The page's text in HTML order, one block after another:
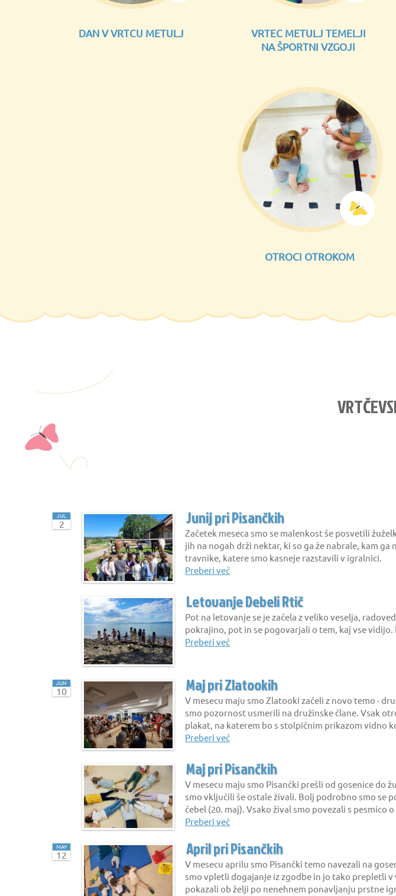
DAN V VRTCU METULJ
VRTEC METULJ TEMELJI
NA ŠPORTNI VZGOJI
OTROCI OTROKOM
JUL
2 Junij pri Pisančkih
Začetek meseca smo se malenkost še posvetili
jih na nogah drži nektar, ki so ga že nabrale, kam
travnike, katere smo kasneje razstavili v igralnici.
Preberi več
Letovanje Debeli Rtič
Pot na letovanje se je začela z veliko veselja,
pokrajino, pot in se pogovarjali o tem, kaj vse
Preberi več
JUN
10 Maj pri Zlatookih
V mesecu maju smo Zlatooki začeli z novo temo -
smo pozornost usmerili na družinske člane. Vsak
plakat, na katerem bo s stolpičnim prikazom vidno
Preberi več
Maj pri Pisančkih
V mesecu maju smo Pisančki prešli od gosenice do
smo vključili še ostale živali. Bolj podrobno smo se
čebel (20. maj). Vsako žival smo povezali s
Preberi več
MAY
12 April pri Pisančkih
V mesecu aprilu smo Pisančki temo navezali na
smo vpletli dogajanje iz zgodbe in jo tako prepletli v
pokazali ob želji po nenehnem ponavljanju prstne